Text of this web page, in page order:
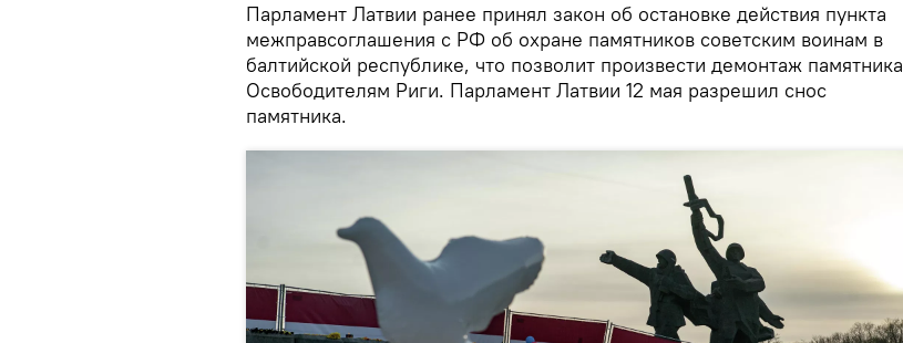
Парламент Латвии ранее принял закон об остановке действия пункта
межправсоглашения с РФ об охране памятников советским воинам в
балтийской республике, что позволит произвести демонтаж памятника
Освободителям Риги. Парламент Латвии 12 мая разрешил снос
памятника.